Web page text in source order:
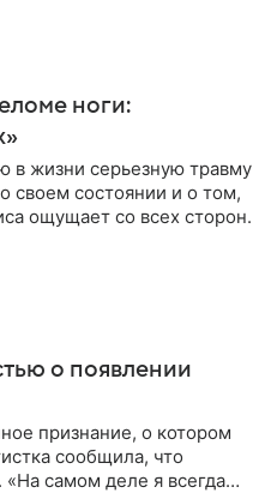
ноги:
в жизни серьезную травму
своем состоянии и о том,
ощущает со всех сторон.
о появлении
признание, о котором
сообщила, что
«На самом деле я всегда